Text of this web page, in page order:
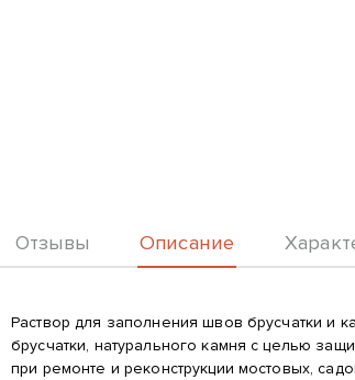
Отзывы Описание
Описание
Раствор для заполнения швов брусчатки
брусчатки, натурального камня с целью
при ремонте и реконструкции мостовых,